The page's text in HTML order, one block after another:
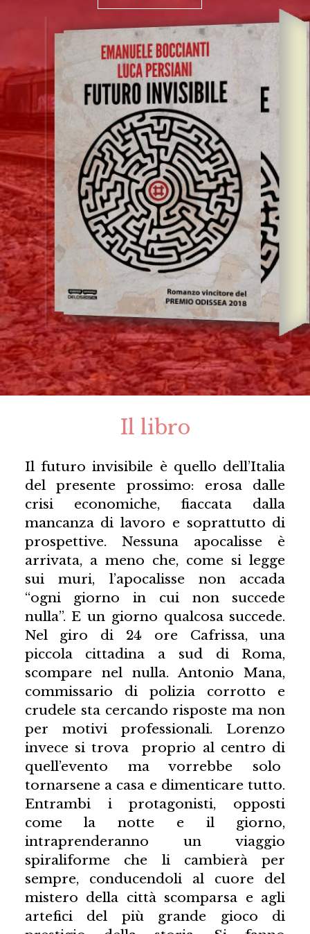
Il libro
Il futuro invisibile è quello dell’Italia
del presente prossimo: erosa dalle
crisi economiche, fiaccata dalla
mancanza di lavoro e soprattutto di
prospettive. Nessuna apocalisse è
arrivata, a meno che, come si legge
sui muri, l’apocalisse non accada
“ogni giorno in cui non succede
nulla”. E un giorno qualcosa succede.
Nel giro di 24 ore Cafrissa, una
piccola cittadina a sud di Roma,
scompare nel nulla. Antonio Mana,
commissario di polizia corrotto e
crudele sta cercando risposte ma non
per motivi professionali. Lorenzo
invece si trova proprio al centro di
quell’evento ma vorrebbe solo
tornarsene a casa e dimenticare tutto.
Entrambi i protagonisti, opposti
come la notte e il giorno,
intraprenderanno un viaggio
spiraliforme che li cambierà per
sempre, conducendoli al cuore del
mistero della città scomparsa e agli
artefici del più grande gioco di